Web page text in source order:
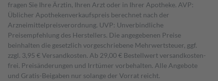
fragen Sie Ihre Ärztin, Ihren Arzt oder in Ihrer Apotheke. AVP:
Üblicher Apothekenverkaufspreis berechnet nach der
Arzneimittelpreisverordnung. UVP: Unverbindliche
Preisempfehlung des Herstellers. Die angegebenen Preise
beinhalten die gesetzlich vorgeschriebene Mehrwertsteuer, ggf.
zzgl. 3,95 € Versandkosten. Ab 29,00 € Bestell­wert versand­kosten­
frei. Preisänderungen und Irrtümer vorbehalten. Alle Angebote
und Gratis-Beigaben nur solange der Vorrat reicht.